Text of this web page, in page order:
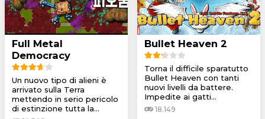
Full Metal
Democracy
Un nuovo tipo di alieni è
arrivato sulla Terra
mettendo in serio pericolo
di estinzione tutta la...
Bullet Heaven 2
Torna il difficile sparatutto
Bullet Heaven con tanti
nuovi livelli da battere.
Impedite ai gatti...
18.149